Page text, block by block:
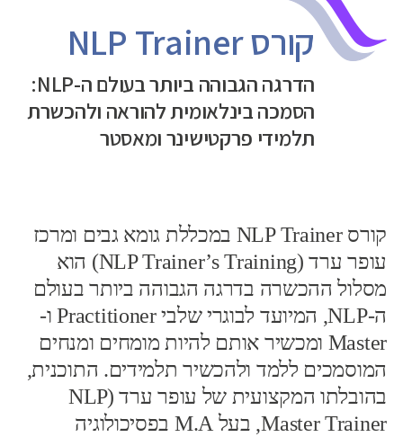
קורס NLP Trainer
הדרגה הגבוהה ביותר בעולם ה-NLP:
הסמכה בינלאומית להוראה ולהכשרת
תלמידי פרקטישינר ומאסטר
קורס NLP Trainer במכללת גומא גבים ומרכז
עופר ערד (NLP Trainer’s Training) הוא
מסלול ההכשרה בדרגה הגבוהה ביותר בעולם
ה-NLP, המיועד לבוגרי שלבי Practitioner ו-
Master ומכשיר אותם להיות מומחים ומנחים
המוסמכים ללמד ולהכשיר תלמידים. התוכנית,
בהובלתו המקצועית של עופר ערד (NLP
Master Trainer, בעל M.A בפסיכולוגיה